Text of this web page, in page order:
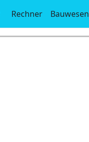
Rechner Bauwesen